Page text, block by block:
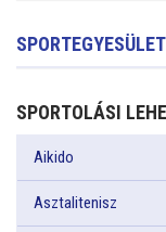
SPORTOLÁSI
Aikido
Asztalitenisz